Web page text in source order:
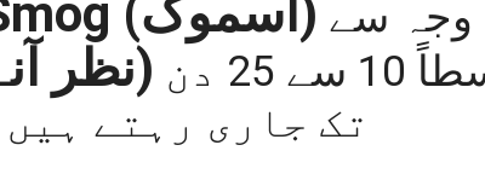
(اسموگ)
نظر آنے)
تک جاری رہتے